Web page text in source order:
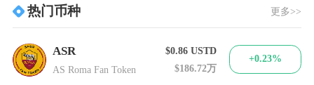
热门币种 更多>>
ASR
AS Roma Fan Token
$0.86USTD
$186.72万
+0.23%